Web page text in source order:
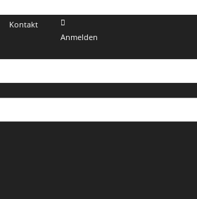
Kontakt
Anmelden